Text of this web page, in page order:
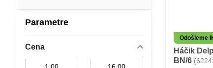
Odošleme
Háčik
BN/6
Parametre
Cena